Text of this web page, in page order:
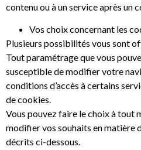
contenu ou à un service après un
Vos choix concernant les
Plusieurs possibilités vous sont
Tout paramétrage que vous
susceptible de modifier votre
conditions d’accès à certains
de cookies.
Vous pouvez faire le choix à tout
modifier vos souhaits en matière
décrits ci-dessous.